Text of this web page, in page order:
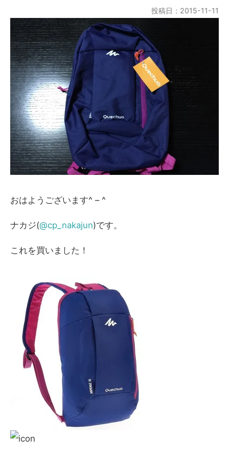
投稿日：2015-11-11
おはようございます^ – ^
ナカジ(@cp_nakajun)です。
これを買いました！